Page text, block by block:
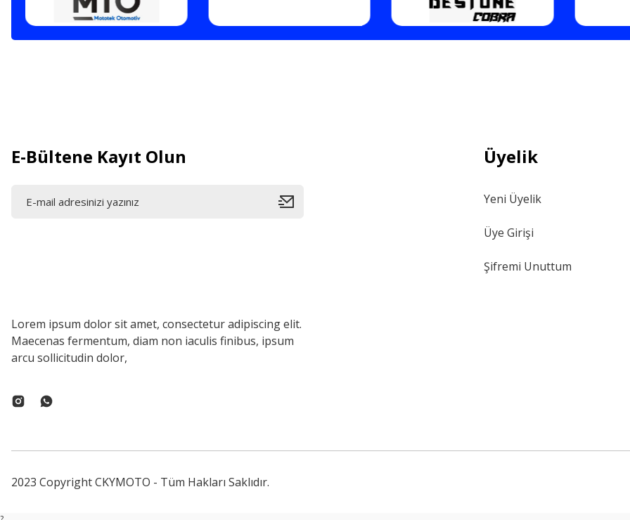
E-Bültene Kayıt Olun
Lorem ipsum dolor sit amet, consectetur adipiscing elit.
Maecenas fermentum, diam non iaculis finibus, ipsum
arcu sollicitudin dolor,
Üyelik
Yeni Üyelik
Üye Girişi
Şifremi Unuttum
2023 Copyright CKYMOTO - Tüm Hakları Saklıdır.